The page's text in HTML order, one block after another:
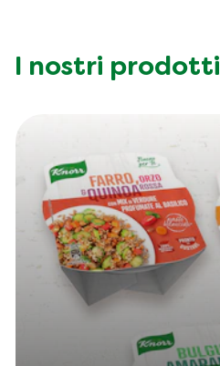
I nostri prodotti